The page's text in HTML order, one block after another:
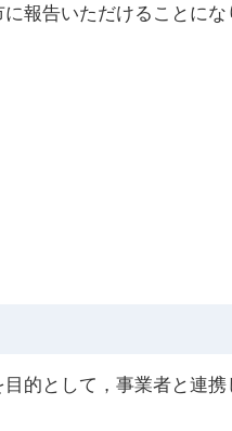
報告いただけることにな
的として，事業者と連